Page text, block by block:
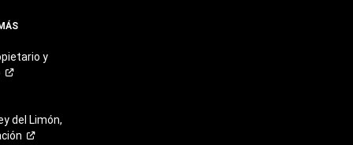
y
del Limón,